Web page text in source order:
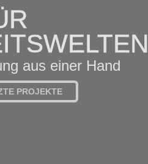
PROJEKTE
aus einer Hand